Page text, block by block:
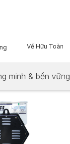
Về Hữu Toàn
minh & bền vững